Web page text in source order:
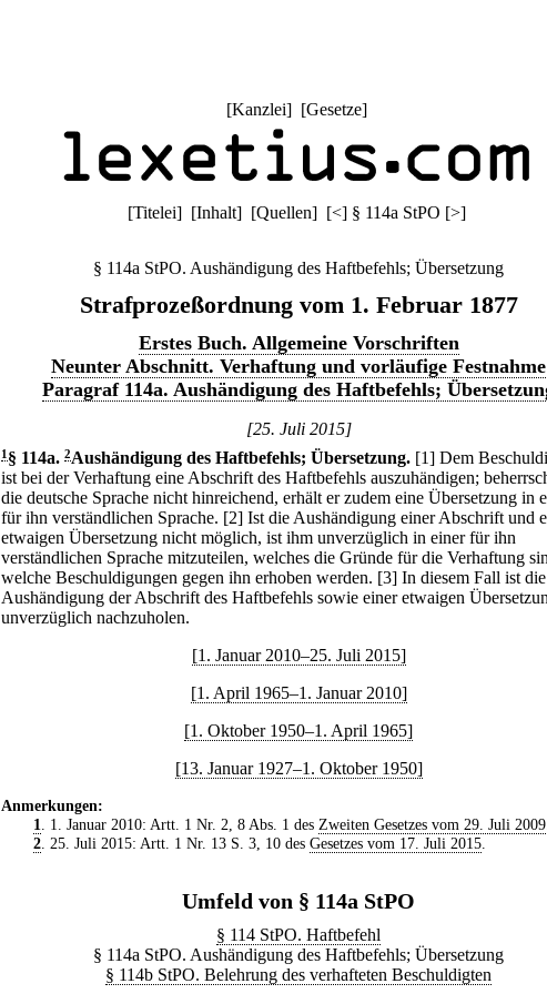
[Kanzlei] [Gesetze]
[Titelei] [Inhalt] [Quellen] [<] § 114a StPO [>]
§ 114a StPO. Aushändigung des Haftbefehls; Übersetzung
Strafprozeßordnung vom 1. Februar 1877
Erstes Buch. Allgemeine Vorschriften
Neunter Abschnitt. Verhaftung und vorläufige Festnahme
Paragraf 114a. Aushändigung des Haftbefehls;
[25. Juli 2015]
1 § 114a. 2Aushändigung des Haftbefehls; Übersetzung. [1] Dem
ist bei der Verhaftung eine Abschrift des Haftbefehls auszuhändigen;
die deutsche Sprache nicht hinreichend, erhält er zudem eine Übersetzung in
für ihn verständlichen Sprache. [2] Ist die Aushändigung einer Abschrift und
etwaigen Übersetzung nicht möglich, ist ihm unverzüglich in einer für ihn
verständlichen Sprache mitzuteilen, welches die Gründe für die Verhaftung
welche Beschuldigungen gegen ihn erhoben werden. [3] In diesem Fall ist die
Aushändigung der Abschrift des Haftbefehls sowie einer etwaigen
unverzüglich nachzuholen.
[1. Januar 2010–25. Juli 2015]
[1. April 1965–1. Januar 2010]
[1. Oktober 1950–1. April 1965]
[13. Januar 1927–1. Oktober 1950]
Anmerkungen:
1
. 1. Januar 2010: Artt. 1 Nr. 2, 8 Abs. 1 des Zweiten Gesetzes vom 29. Juli 2009.
2. 25. Juli 2015: Artt. 1 Nr. 13 S. 3, 10 des Gesetzes vom 17. Juli 2015.
Umfeld von § 114a StPO
§ 114 StPO. Haftbefehl
§ 114a StPO. Aushändigung des Haftbefehls; Übersetzung
§ 114b StPO. Belehrung des verhafteten Beschuldigten